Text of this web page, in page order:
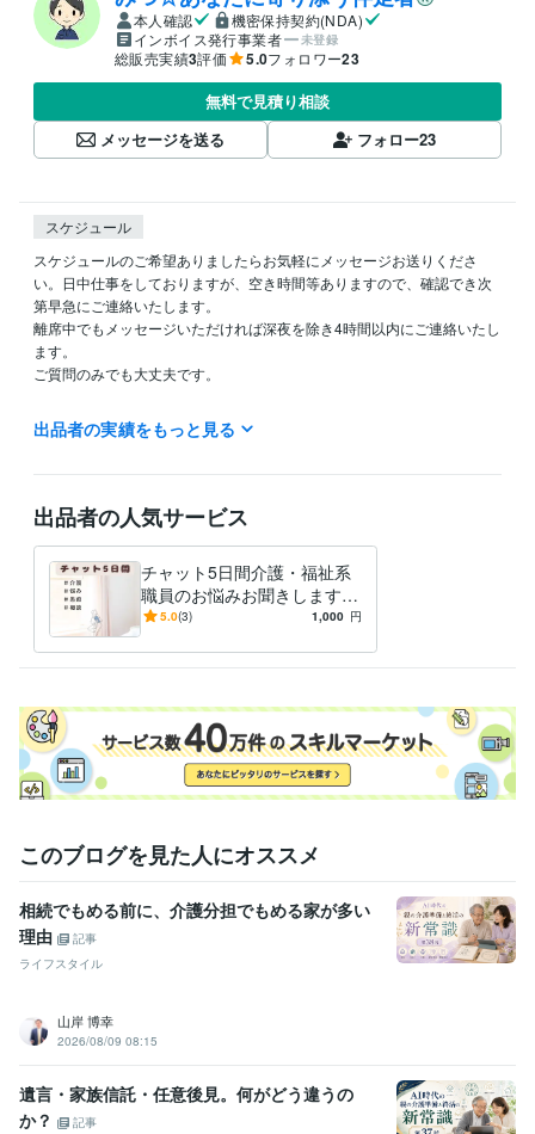
本人確認
機密保持契約(NDA)
インボイス発行事業者
未登録
総販売実績3評価 5.0フォロワー23
無料で見積り相談
メッセージを送る
フォロー23
スケジュール
スケジュールのご希望ありましたらお気軽にメッセージお送りくださ
い。日中仕事をしておりますが、空き時間等ありますので、確認でき次
第早急にご連絡いたします。
離席中でもメッセージいただければ深夜を除き4時間以内にご連絡いたし
ます。
ご質問のみでも大丈夫です。
社会福祉士 取得年 : 2012年
ケアマネジャー（介護支援専門員）
2級FP技能士 取得年 : 2020年
得意分野
悩み相談・カウンセリング 否定せずじっくり傾聴します
自己肯定感 介護
出品者の実績をもっと見る
出品者の人気サービス
チャット5日間介護・福祉系
職員のお悩みお聞きします
否定も説得も致しません。あ
す。
5.0(3) 1,000 円
このブログを見た人にオススメ
相続でもめる前に、介護分担でもめる家が多い
理由
記事
ライフスタイル
山岸 博幸
2026/08/09 08:15
遺言・家族信託・任意後見。何がどう違うの
か？
記事